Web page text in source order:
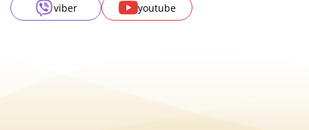
viber
youtube